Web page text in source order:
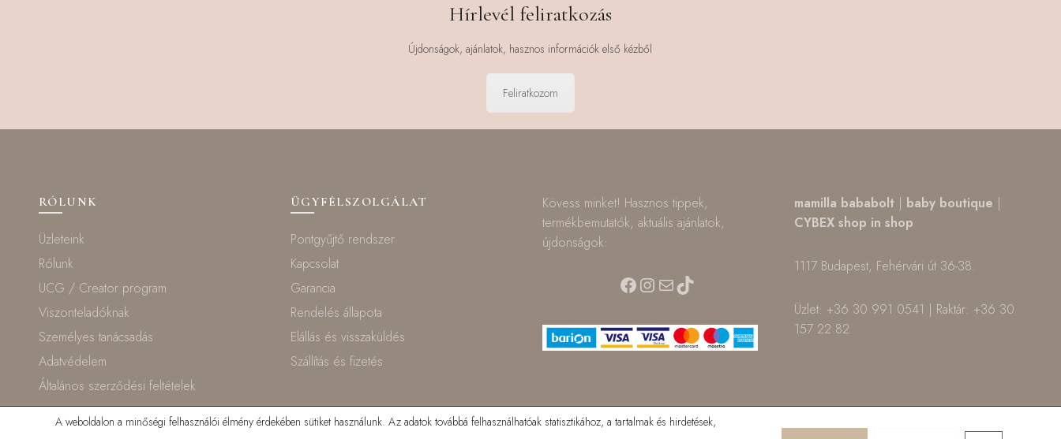
Hírlevél feliratkozás
Újdonságok, ajánlatok, hasznos információk első kézből
Feliratkozom
RÓLUNK
Üzleteink
Rólunk
UCG / Creator program
Viszonteladóknak
Személyes tanácsadás
Adatvédelem
Általános szerződési feltételek
ÜGYFÉLSZOLGÁLAT
Pontgyűjtő rendszer
Kapcsolat
Garancia
Rendelés állapota
Elállás és visszaküldés
Szállítás és fizetés
Kövess minket! Hasznos tippek,
termékbemutatók, aktuális ajánlatok,
újdonságok:
Facebook
Instagram
MailTikTok
mamilla bababolt | baby boutique |
CYBEX shop in shop
1117 Budapest, Fehérvári út 36-38.
Üzlet: +36 30 991 0541 | Raktár: +36 30
157 22 82
A weboldalon a minőségi felhasználói élmény érdekében sütiket használunk. Az adatok továbbá felhasználhatóak statisztikához, a tartalmak és hirdetések,